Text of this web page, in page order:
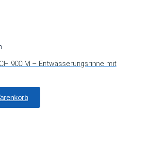
900 M – Entwässerungsrinne mit